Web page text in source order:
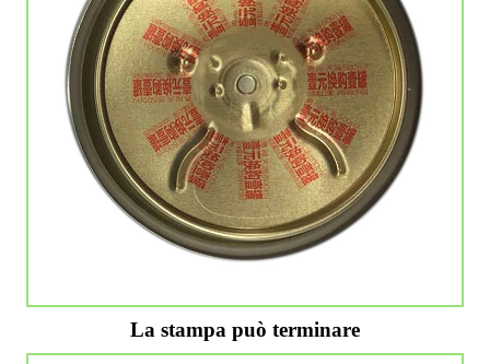
La stampa può terminare